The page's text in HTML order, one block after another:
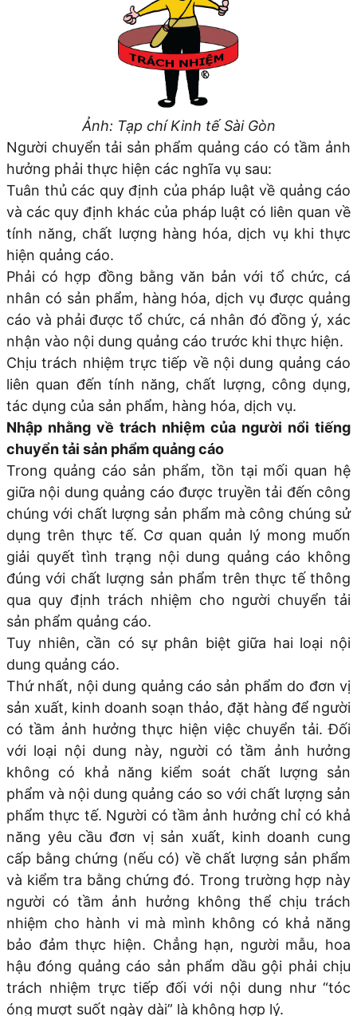
Ảnh: Tạp chí Kinh tế Sài Gòn
Người chuyển tải sản phẩm quảng cáo có tầm ảnh
hưởng phải thực hiện các nghĩa vụ sau:
Tuân thủ các quy định của pháp luật về quảng cáo
và các quy định khác của pháp luật có liên quan về
tính năng, chất lượng hàng hóa, dịch vụ khi thực
hiện quảng cáo.
Phải có hợp đồng bằng văn bản với tổ chức, cá
nhân có sản phẩm, hàng hóa, dịch vụ được quảng
cáo và phải được tổ chức, cá nhân đó đồng ý, xác
nhận vào nội dung quảng cáo trước khi thực hiện.
Chịu trách nhiệm trực tiếp về nội dung quảng cáo
liên quan đến tính năng, chất lượng, công dụng,
tác dụng của sản phẩm, hàng hóa, dịch vụ.
Nhập nhằng về trách nhiệm của người nổi tiếng
chuyển tải sản phẩm quảng cáo
Trong quảng cáo sản phẩm, tồn tại mối quan hệ
giữa nội dung quảng cáo được truyền tải đến công
chúng với chất lượng sản phẩm mà công chúng sử
dụng trên thực tế. Cơ quan quản lý mong muốn
giải quyết tình trạng nội dung quảng cáo không
đúng với chất lượng sản phẩm trên thực tế thông
qua quy định trách nhiệm cho người chuyển tải
sản phẩm quảng cáo.
Tuy nhiên, cần có sự phân biệt giữa hai loại nội
dung quảng cáo.
Thứ nhất, nội dung quảng cáo sản phẩm do đơn vị
sản xuất, kinh doanh soạn thảo, đặt hàng để người
có tầm ảnh hưởng thực hiện việc chuyển tải. Đối
với loại nội dung này, người có tầm ảnh hưởng
không có khả năng kiểm soát chất lượng sản
phẩm và nội dung quảng cáo so với chất lượng sản
phẩm thực tế. Người có tầm ảnh hưởng chỉ có khả
năng yêu cầu đơn vị sản xuất, kinh doanh cung
cấp bằng chứng (nếu có) về chất lượng sản phẩm
và kiểm tra bằng chứng đó. Trong trường hợp này
người có tầm ảnh hưởng không thể chịu trách
nhiệm cho hành vi mà mình không có khả năng
bảo đảm thực hiện. Chẳng hạn, người mẫu, hoa
hậu đóng quảng cáo sản phẩm dầu gội phải chịu
trách nhiệm trực tiếp đối với nội dung như “tóc
óng mượt suốt ngày dài” là không hợp lý.